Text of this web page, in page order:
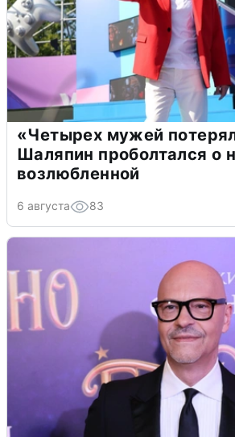
«Четырех мужей
Шаляпин проболтался о
возлюбленной
6 августа 83